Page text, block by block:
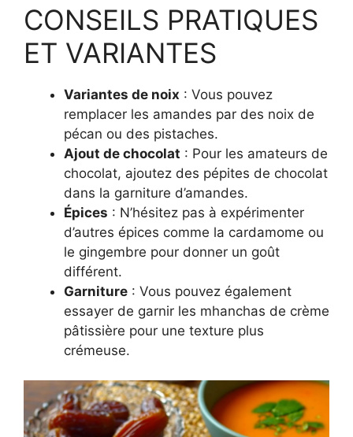
CONSEILS PRATIQUES
ET VARIANTES
Variantes de noix : Vous pouvez
remplacer les amandes par des noix de
pécan ou des pistaches.
Ajout de chocolat : Pour les amateurs de
chocolat, ajoutez des pépites de chocolat
dans la garniture d’amandes.
Épices : N’hésitez pas à expérimenter
d’autres épices comme la cardamome ou
le gingembre pour donner un goût
différent.
Garniture : Vous pouvez également
essayer de garnir les mhanchas de crème
pâtissière pour une texture plus
crémeuse.